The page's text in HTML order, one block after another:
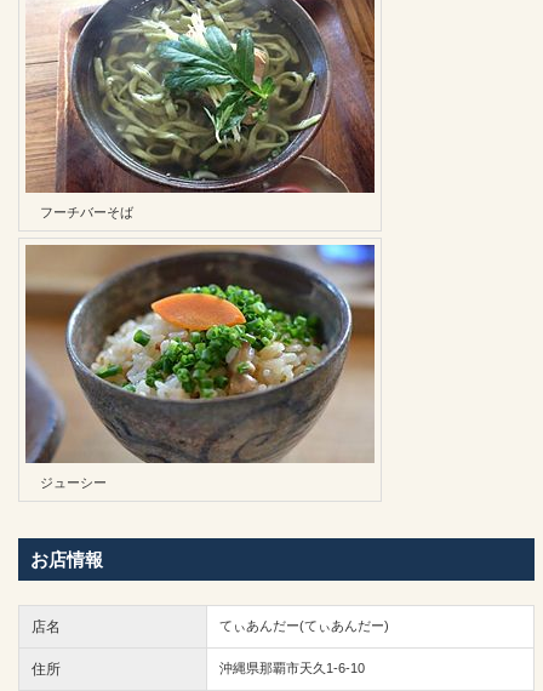
フーチバーそば
ジューシー
お店情報
店名 てぃあんだー(てぃあんだー)
住所 沖縄県那覇市天久1-6-10